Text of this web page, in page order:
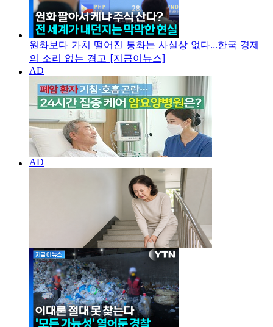
원화보다 가치 떨어진 통화는 사실상 없다...한국 경제
의 소리 없는 경고 [지금이뉴스]